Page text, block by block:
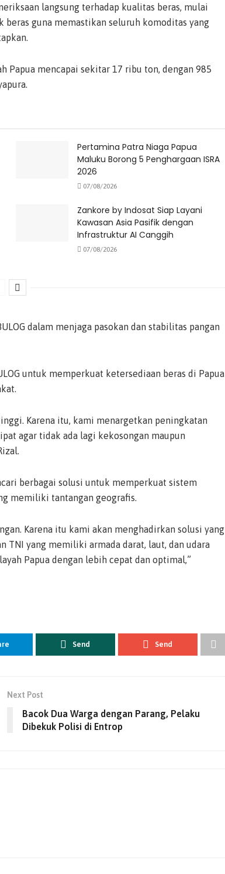
langsung terhadap kualitas beras, mulai
guna memastikan seluruh komoditas yang
Papua mencapai sekitar 17 ribu ton, dengan 985
Pertamina Patra Niaga Papua
Maluku Borong 5 Penghargaan ISRA
2026
07/08/2026
Zankore by Indosat Siap Layani
Kawasan Asia Pasifik dengan
Infrastruktur AI Canggih
07/08/2026
dalam menjaga pasokan dan stabilitas pangan
untuk memperkuat ketersediaan beras di Papua
Karena itu, kami menargetkan peningkatan
agar tidak ada lagi kekosongan maupun
berbagai solusi untuk memperkuat sistem
memiliki tantangan geografis.
Karena itu kami akan menghadirkan solusi yang
yang memiliki armada darat, laut, dan udara
Papua dengan lebih cepat dan optimal,”
Send Send
Next Post
Bacok Dua Warga dengan Parang, Pelaku
Dibekuk Polisi di Entrop